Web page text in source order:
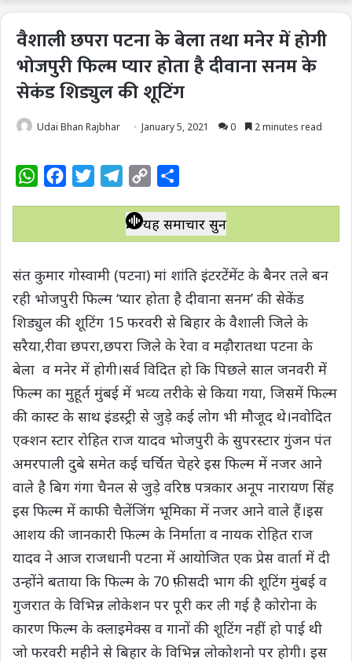
वैशाली छपरा पटना के बेला तथा मनेर में होगी
भोजपुरी फिल्म प्यार होता है दीवाना सनम के
सेकंड शिड्युल की शूटिंग
Udai Bhan Rajbhar January 5, 2021 0 2 minutes read
W
t
A
p
p
e
o
k
t
e
r
l
e
r
a
m
p
y
n
k
a
r
यह समाचार सुनें
संत कुमार गोस्वामी (पटना) मां शांति इंटरटेंमेंट के बैनर तले बन
रही भोजपुरी फिल्‍म ‘प्‍यार होता है दीवाना सनम’ की सेकेंड
शिड्युल की शूटिंग 15 फरवरी से बिहार के वैशाली जिले के
सरैया,रीवा छपरा,छपरा जिले के रेवा व मढ़ौरातथा पटना के
बेला व मनेर में होगी।सर्व विदित हो कि पिछले साल जनवरी में
फिल्‍म का मुहूर्त मुंबई में भव्‍य तरीके से किया गया, जिसमें फिल्‍म
की कास्‍ट के साथ इंडस्‍ट्री से जुड़े कई लोग भी मौजूद थे।नवोदित
एक्शन स्टार रोहित राज यादव भोजपुरी के सुपरस्टार गुंजन पंत
अमरपाली दुबे समेत कई चर्चित चेहरे इस फिल्म में नजर आने
वाले है बिग गंगा चैनल से जुड़े वरिष्ठ पत्रकार अनूप नारायण सिंह
इस फिल्म में काफी चैलेंजिंग भूमिका में नजर आने वाले हैं।इस
आशय की जानकारी फिल्म के निर्माता व नायक रोहित राज
यादव ने आज राजधानी पटना में आयोजित एक प्रेस वार्ता में दी
उन्होंने बताया कि फिल्म के 70 फ़ीसदी भाग की शूटिंग मुंबई व
गुजरात के विभिन्न लोकेशन पर पूरी कर ली गई है कोरोना के
कारण फिल्म के क्लाइमेक्स व गानों की शूटिंग नहीं हो पाई थी
जो फरवरी महीने से बिहार के विभिन्न लोकोशनो पर होगी। इस